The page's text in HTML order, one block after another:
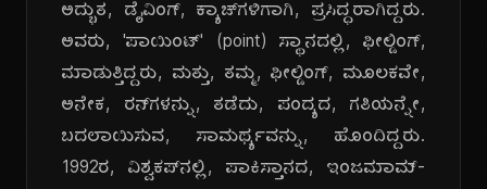
ಅದ್ಭುತ, ಡೈವಿಂಗ್, ಕ್ಯಾಚ್‌ಗಳಿಗಾಗಿ, ಪ್ರಸಿದ್ಧರಾಗಿದ್ದರು.
ಅವರು, 'ಪಾಯಿಂಟ್' (point) ಸ್ಥಾನದಲ್ಲಿ, ಫೀಲ್ಡಿಂಗ್,
ಮಾಡುತ್ತಿದ್ದರು, ಮತ್ತು, ತಮ್ಮ, ಫೀಲ್ಡಿಂಗ್, ಮೂಲಕವೇ,
ಅನೇಕ, ರನ್‌ಗಳನ್ನು, ತಡೆದು, ಪಂದ್ಯದ, ಗತಿಯನ್ನೇ,
ಬದಲಾಯಿಸುವ, ಸಾಮರ್ಥ್ಯವನ್ನು, ಹೊಂದಿದ್ದರು.
1992ರ, ವಿಶ್ವಕಪ್‌ನಲ್ಲಿ, ಪಾಕಿಸ್ತಾನದ, ಇಂಜಮಾಮ್-